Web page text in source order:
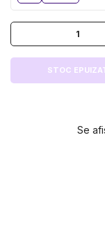
1
STOC
Se